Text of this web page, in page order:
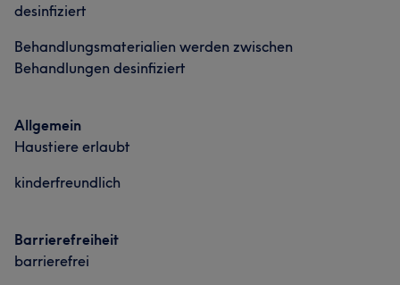
desinfiziert
Behandlungsmaterialien werden zwischen
Behandlungen desinfiziert
Allgemein
Haustiere erlaubt
kinderfreundlich
Barrierefreiheit
barrierefrei